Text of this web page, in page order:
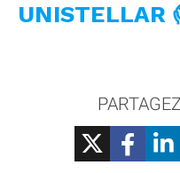
UNISTELLAR